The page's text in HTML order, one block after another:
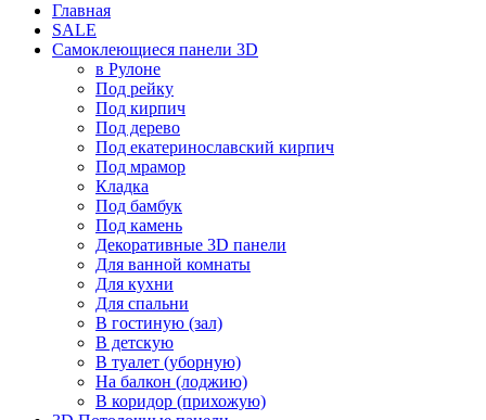
Главная
SALE
Самоклеющиеся панели 3D
в Рулоне
Под рейку
Под кирпич
Под дерево
Под екатеринославский кирпич
Под мрамор
Кладка
Под бамбук
Под камень
Декоративные 3D панели
Для ванной комнаты
Для кухни
Для спальни
В гостиную (зал)
В детскую
В туалет (уборную)
На балкон (лоджию)
В коридор (прихожую)